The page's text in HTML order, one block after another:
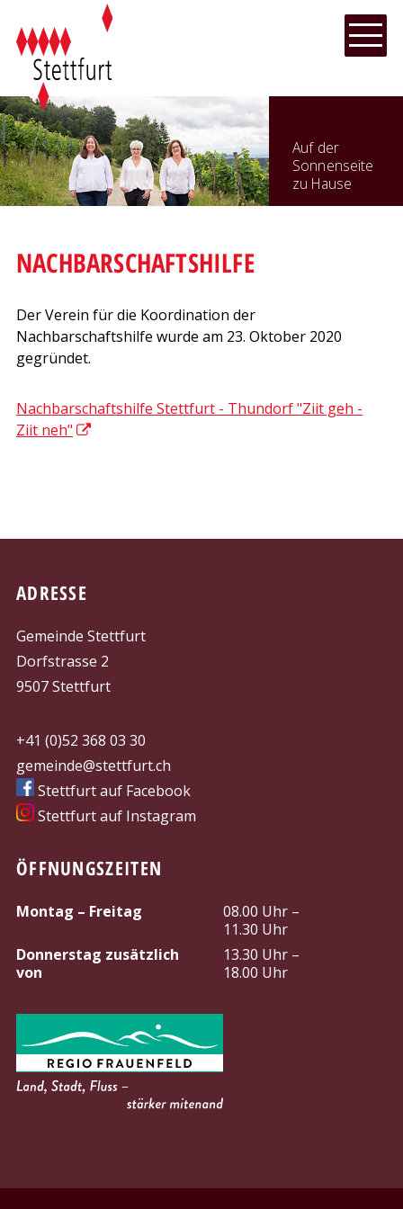
NAVIGIEREN IN STETTFURT
Schnellnavigation
Menu
Auf der
Sonnenseite
zu Hause
NACHBARSCHAFTSHILFE
Der Verein für die Koordination der
Nachbarschaftshilfe wurde am 23. Oktober 2020
gegründet.
Nachbarschaftshilfe Stettfurt - Thundorf "Ziit geh -
Ziit neh"
ADRESSE
Gemeinde Stettfurt
Dorfstrasse 2
9507 Stettfurt
+41 (0)52 368 03 30
gemeinde@stettfurt.ch
Stettfurt auf Facebook
Stettfurt auf Instagram
ÖFFNUNGSZEITEN
Montag – Freitag
08.00 Uhr –
11.30 Uhr
Donnerstag zusätzlich
von
13.30 Uhr –
18.00 Uhr